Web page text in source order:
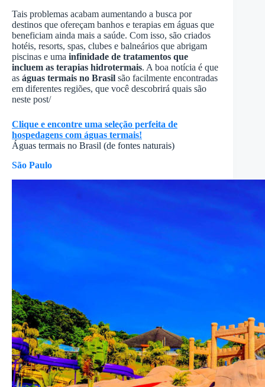
Tais problemas acabam aumentando a busca por
destinos que ofereçam banhos e terapias em águas que
beneficiam ainda mais a saúde. Com isso, são criados
hotéis, resorts, spas, clubes e balneários que abrigam
piscinas e uma infinidade de tratamentos que
incluem as terapias hidrotermais. A boa notícia é que
as águas termais no Brasil são facilmente encontradas
em diferentes regiões, que você descobrirá quais são
neste post/
Clique e encontre uma seleção perfeita de
hospedagens com águas termais!
Águas termais no Brasil (de fontes naturais)
São Paulo